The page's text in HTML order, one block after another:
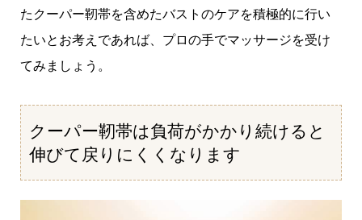
たクーパー靭帯を含めたバストのケアを積極的に行い
たいとお考えであれば、プロの手でマッサージを受け
てみましょう。
クーパー靭帯は負荷がかかり続けると
伸びて戻りにくくなります